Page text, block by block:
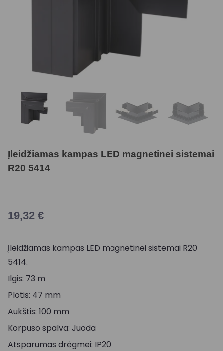
Įleidžiamas kampas LED magnetinei sistemai
R20 5414
19,32 €
Įleidžiamas kampas LED magnetinei sistemai R20
5414.
Ilgis: 73 m
Plotis: 47 mm
Aukštis: 100 mm
Korpuso spalva: Juoda
Atsparumas drėgmei: IP20